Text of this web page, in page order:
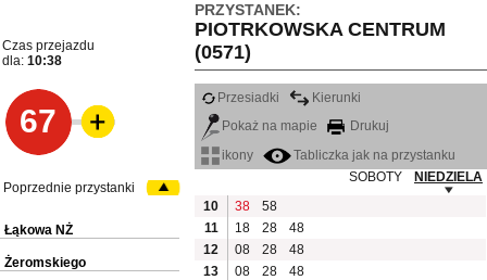
PRZYSTANEK:
PIOTRKOWSKA CENTRUM
(0571)
Czas przejazdu
dla: 10:38
67
Przesiadki
Kierunki
Pokaż na mapie
Drukuj
ikony
Tabliczka jak na przystanku
SOBOTY
NIEDZIELA
10
38
58
11
18 28
48
12
08 28
48
13
08 28
48
Poprzednie przystanki
Łąkowa NŻ
Żeromskiego